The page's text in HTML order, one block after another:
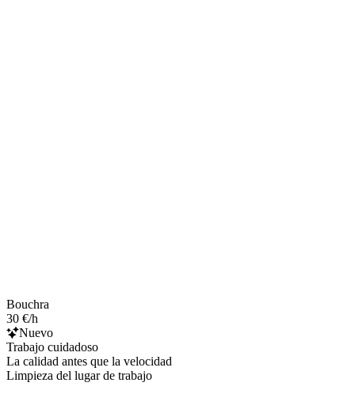
Bouchra
30 €/h
Nuevo
Trabajo cuidadoso
La calidad antes que la velocidad
Limpieza del lugar de trabajo